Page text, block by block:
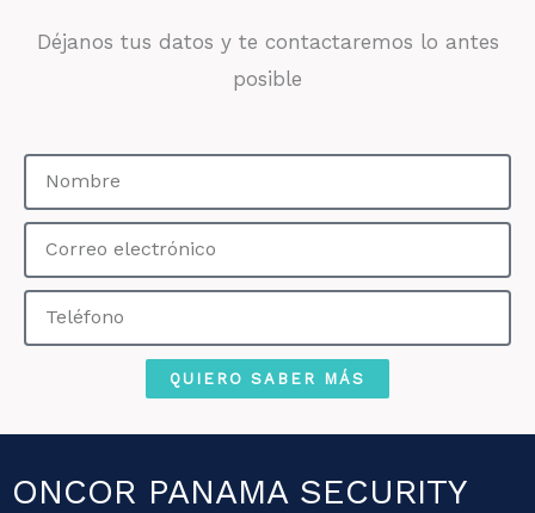
Déjanos tus datos y te contactaremos lo antes
posible
Nombre
Correo
electrónico
Teléfono
QUIERO SABER MÁS
ONCOR PANAMA SECURITY